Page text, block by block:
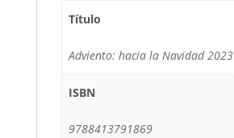
Título
Adviento: hacia la Navidad 2023
ISBN
9788413791869